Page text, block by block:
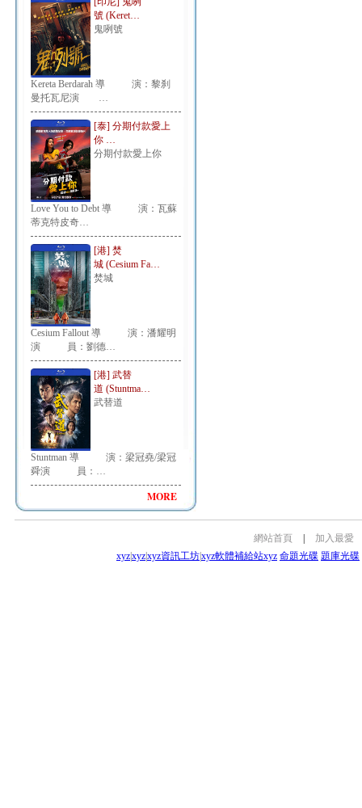
號 (Keret…
鬼咧號
Kereta Berdarah 導 演：黎刹
曼托瓦尼演 …
[泰] 分期付款愛上
你 …
分期付款愛上你
Love You to Debt 導 演：瓦蘇
蒂克特皮奇…
[港] 焚
城 (Cesium Fa…
焚城
Cesium Fallout 導 演：潘耀明
演 員：劉德…
[港] 武替
道 (Stuntma…
武替道
Stuntman 導 演：梁冠堯/梁冠
舜演 員：…
MORE
網站首頁
加入最愛
xyzxyzxyz資訊工坊xyz軟體補給站xyz 命題光碟 題庫光碟